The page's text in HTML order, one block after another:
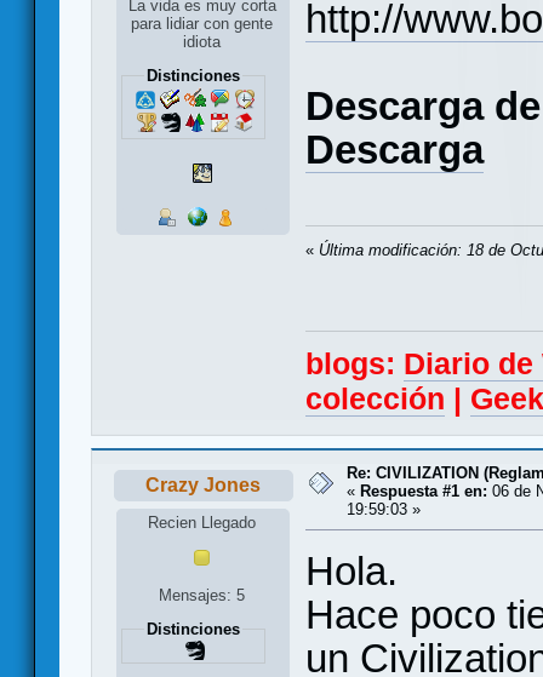
La vida es muy corta
para lidiar con gente
idiota
Distinciones
http://
Descarga
Descarga
« Última modificación: 18 de
blogs: Diario
colección |
Crazy Jones
Recien Llegado
Mensajes: 5
Distinciones
Re: CIVILIZATION
« Respuesta #1 en: 06 de
19:59:03 »
Hola.
Hace poco
un